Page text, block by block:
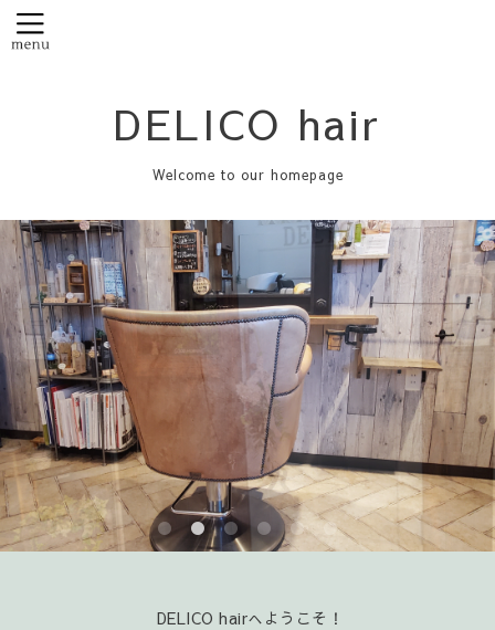
DELICO hair
Welcome to our homepage
DELICO hairへようこそ！